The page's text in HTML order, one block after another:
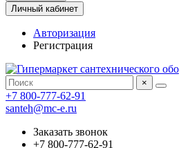
Личный кабинет
Авторизация
Регистрация
×
+7 800-777-62-91
santeh@mc-e.ru
Заказать звонок
+7 800-777-62-91